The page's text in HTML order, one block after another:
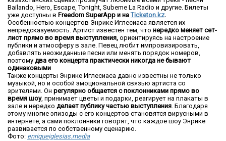
Bailando, Hero, Escape, Tonight, Subeme La Radio и другие. Билеты
уже доступны в Freedom SuperApp и наTicketon.kz.
Особенностью концертов Энрике Иглесиаса является их
непредсказуемость. Артист известен тем, что нередко меняет сет-
лист прямо во время выступления, ориентируясь на настроение
публики и атмосферу в зале. Певец любит импровизировать,
добавлять неожиданные песни или менять порядок номеров,
поэтому два его концерта практически никогда не бывают
одинаковыми.
Также концерты Энрике Иглесиаса давно известны не только
музыкой, но и особой эмоциональной связью артиста со
зрителями. Он регулярно общается с поклонниками прямо во
время шоу, принимает цветы и подарки, реагирует на плакаты в
зале и нередко делает публику частью выступления. Благодаря
этому многие эпизоды с его концертов становятся вирусными в
интернете, а сами поклонники говорят, что каждое шоу Энрике
развивается по собственному сценарию.
Фото: enriqueiglesias.media